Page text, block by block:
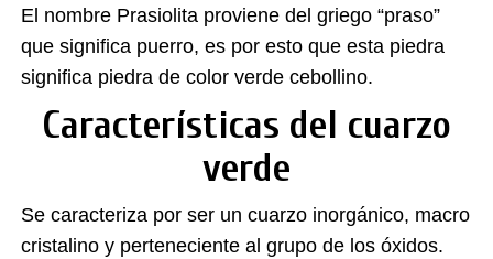
El nombre Prasiolita proviene del griego “praso”
que significa puerro, es por esto que esta piedra
significa piedra de color verde cebollino.
Características del cuarzo
verde
Se caracteriza por ser un cuarzo inorgánico, macro
cristalino y perteneciente al grupo de los óxidos.